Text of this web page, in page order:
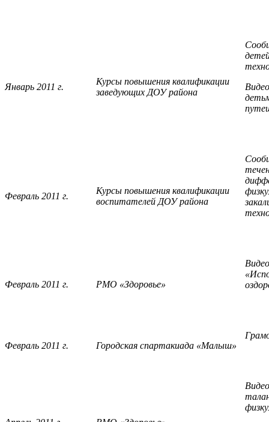
Январь 2011 г.
Курсы повышения квалификации
заведующих ДОУ района
Февраль 2011 г.
Курсы повышения квалификации
воспитателей ДОУ района
Февраль 2011 г. РМО «Здоровье»
Февраль 2011 г. Городская спартакиада «Малыш»